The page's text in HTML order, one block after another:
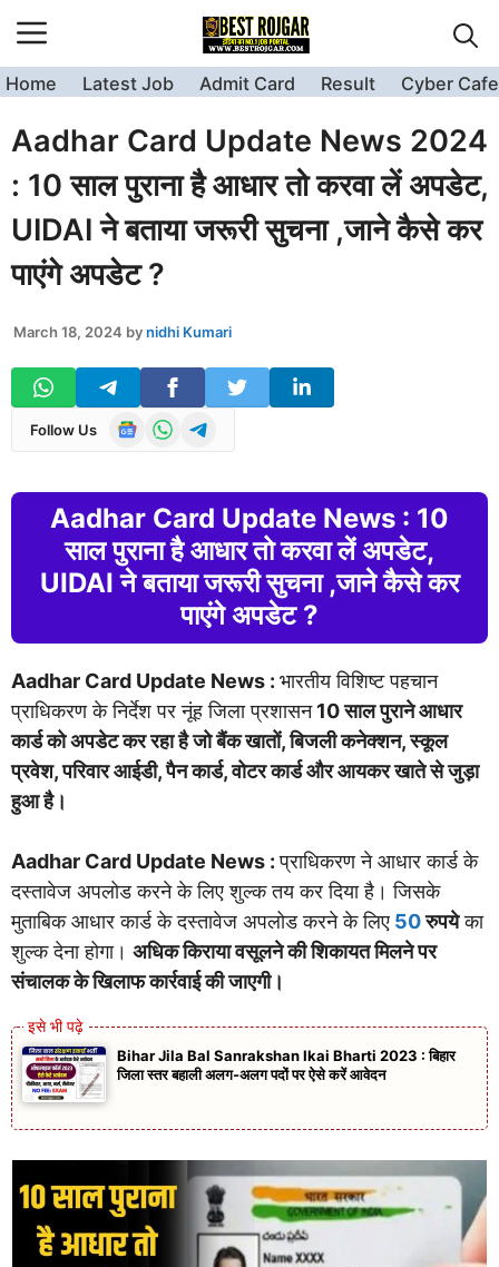
to
content
Home Latest Job Admit Card Result Cyber Cafe
Aadhar Card Update News 2024
: 10 साल पुराना है आधार तो करवा लें अपडेट,
UIDAI ने बताया जरूरी सुचना ,जाने कैसे कर
पाएंगे अपडेट ?
March 18, 2024 bynidhi Kumari
Follow Us
Aadhar Card Update News : 10
साल पुराना है आधार तो करवा लें अपडेट,
UIDAI ने बताया जरूरी सुचना ,जाने कैसे कर
पाएंगे अपडेट ?
Aadhar Card Update News : भारतीय विशिष्ट पहचान
प्राधिकरण के निर्देश पर नूंह जिला प्रशासन10 साल पुराने आधार
कार्ड को अपडेट कर रहा है जो बैंक खातों, बिजली कनेक्शन, स्कूल
प्रवेश, परिवार आईडी, पैन कार्ड, वोटर कार्ड और आयकर खाते से जुड़ा
हुआ है।
Aadhar Card Update News :प्राधिकरण ने आधार कार्ड के
दस्तावेज अपलोड करने के लिए शुल्क तय कर दिया है। जिसके
मुताबिक आधार कार्ड के दस्तावेज अपलोड करने के लिए 50रुपयेका
शुल्क देना होगा। अधिक किराया वसूलने की शिकायत मिलने पर
संचालक के खिलाफ कार्रवाई की जाएगी।
Bihar Jila Bal Sanrakshan Ikai Bharti 2023 : बिहार
जिला स्तर बहाली अलग-अलग पदों पर ऐसे करें आवेदन